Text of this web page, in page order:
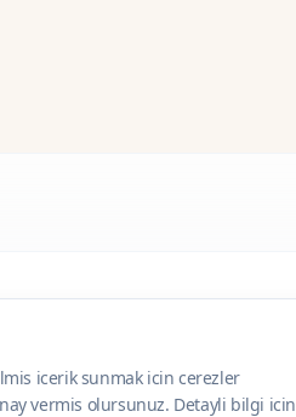
icerik sunmak icin cerezler
vermis olursunuz. Detayli bilgi icin